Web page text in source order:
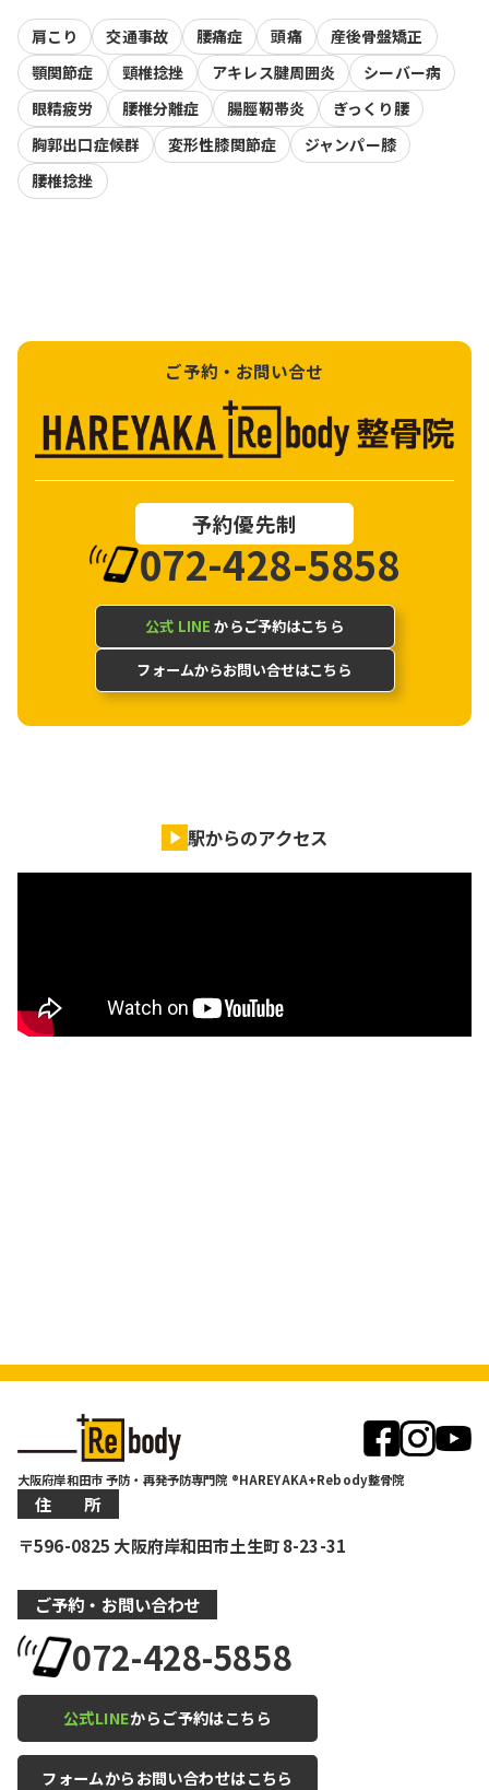
肩こり 交通事故 腰痛症 頭痛
産後骨盤矯正
顎関節症
頸椎捻挫 アキレス腱周囲炎
シーバー病
眼精疲労
腰椎分離症 腸脛靭帯炎
ぎっくり腰
胸郭出口症候群
変形性膝関節症
ジャンパー膝
腰椎捻挫
ご予約・お問い合せ
予約優先制
072-428-5858
公式 LINE からご予約はこちら
フォームからお問い合せはこちら
駅からのアクセス
大阪府岸和田市 予防・再発予防専門院 ®HAREYAKA+Rebody整骨院
住 所
〒596-0825 大阪府岸和田市土生町 8-23-31
ご予約・お問い合わせ
072-428-5858
公式LINEからご予約はこちら
フォームからお問い合わせはこちら